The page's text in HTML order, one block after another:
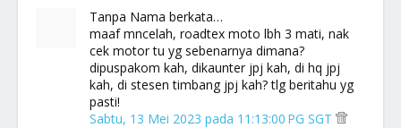
Tanpa Nama berkata…
maaf mncelah, roadtex moto lbh 3 mati, nak
cek motor tu yg sebenarnya dimana?
dipuspakom kah, dikaunter jpj kah, di hq jpj
kah, di stesen timbang jpj kah? tlg beritahu yg
pasti!
Sabtu, 13 Mei 2023 pada 11:13:00 PG SGT